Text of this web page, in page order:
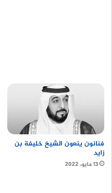
فنانون ينعون الشيخ خليفة بن
زايد
13 مايو، 2022